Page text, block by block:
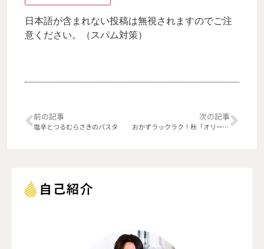
日本語が含まれない投稿は無視されますのでご注
意ください。（スパム対策）
前の記事
塩辛とつるむらさきのパスタ
次の記事
おかずラックラク！秋「オリーブオイルで魚おかずがグレードアップ！」